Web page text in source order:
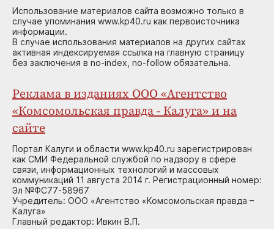
Использование материалов сайта возможно только в
случае упоминания www.kp40.ru как первоисточника
информации.
В случае использования материалов на других сайтах
активная индексируемая ссылка на главную страницу
без заключения в no-index, no-follow обязательна.
Реклама в изданиях ООО «Агентство
«Комсомольская правда - Калуга» и на
сайте
Портал Калуги и области www.kp40.ru зарегистрирован
как СМИ Федеральной службой по надзору в сфере
связи, информационных технологий и массовых
коммуникаций 11 августа 2014 г. Регистрационный номер:
Эл №ФС77-58967
Учредитель: ООО «Агентство «Комсомольская правда –
Калуга»
Главный редактор: Ивкин В.П.